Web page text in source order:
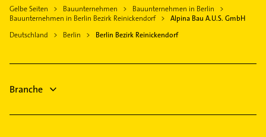
Bezirk Pankow
Bezirk Spandau
Bezirk Steglitz-Zehlendorf
Buchholz
Mühlenbecker Land
Velten
Bernau bei Berlin
Falkensee
Immobilienmakler
Lackiererei
Ärztehaus
Hausarzt
Gelbe Seiten Bauunternehmen
Bauunternehmen in Berlin
Bauunternehmen in Berlin Bezirk Reinickendorf
Alpina Bau A.U.S. GmbH
Deutschland
Berlin Berlin Bezirk Reinickendorf
Branche